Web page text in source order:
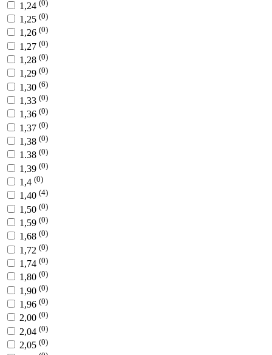
1,24 (0)
1,25 (0)
1,26 (0)
1,27 (0)
1,28 (0)
1,29 (0)
1,30 (6)
1,33 (0)
1,36 (0)
1,37 (0)
1,38 (0)
1.38 (0)
1,39 (0)
1,4 (0)
1,40 (4)
1,50 (0)
1,59 (0)
1,68 (0)
1,72 (0)
1,74 (0)
1,80 (0)
1,90 (0)
1,96 (0)
2,00 (0)
2,04 (0)
2,05 (0)